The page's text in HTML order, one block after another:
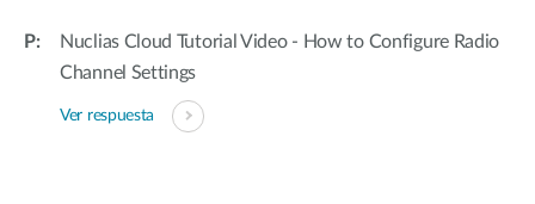
Nuclias Cloud Tutorial Video - How to Configure Radio
Channel Settings
Ver respuesta